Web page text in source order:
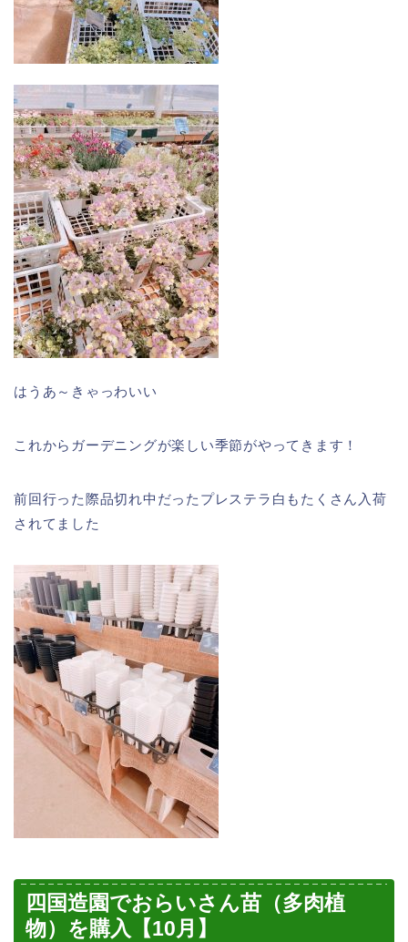
はうあ～きゃっわいい
これからガーデニングが楽しい季節がやってきます！
前回行った際品切れ中だったプレステラ白もたくさん入荷
されてました
四国造園でおらいさん苗（多肉植
物）を購入【10月】